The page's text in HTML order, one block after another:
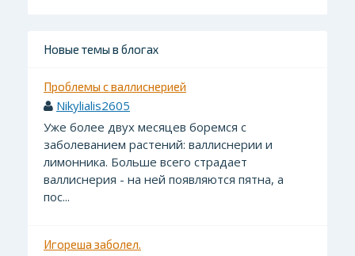
Новые темы в блогах
Проблемы с валлиснерией
Nikylialis2605
Уже более двух месяцев боремся с
заболеванием растений: валлиснерии и
лимонника. Больше всего страдает
валлиснерия - на ней появляются пятна, а
пос...
Игореша заболел.